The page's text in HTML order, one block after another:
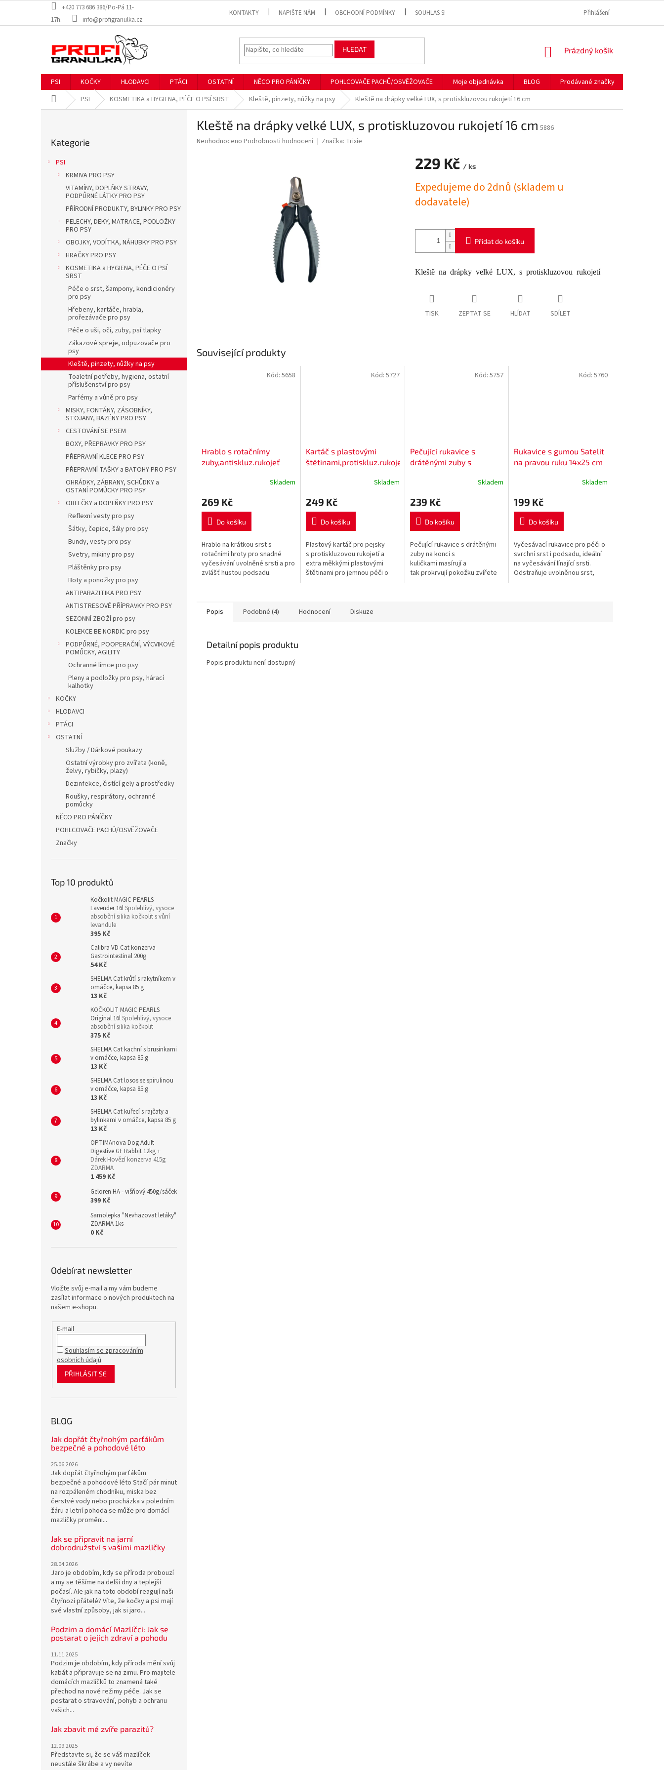
obsah
+420 773 686 386/Po-Pá 11-
17h.
info@profigranulka.cz
KONTAKTY NAPIŠTE NÁM OBCHODNÍ PODMÍNKY SOUHLAS SE ZPRACOVÁNÍM OSOBNÍCH ÚDAJŮ REKLAMAČNÍ ŘÁD
Přihlášení
HLEDAT
NÁKUPNÍ
Prázdný košík
PSI KOČKY HLODAVCI PTÁCI OSTATNÍ NĚCO PRO PÁNÍČKY POHLCOVAČE PACHŮ/OSVĚŽOVAČE Moje objednávka BLOG Prodávané značky
Domů PSI KOSMETIKA a HYGIENA, PÉČE O PSÍ SRST Kleště, pinzety, nůžky na psy Kleště na drápky velké LUX, s protiskluzovou rukojetí 16 cm
kategorie
Kategorie
PSI
KRMIVA PRO PSY
VITAMÍNY, DOPLŇKY STRAVY,
PODPŮRNÉ LÁTKY PRO PSY
PŘÍRODNÍ PRODUKTY, BYLINKY PRO PSY
PELECHY, DEKY, MATRACE, PODLOŽKY
PRO PSY
OBOJKY, VODÍTKA, NÁHUBKY PRO PSY
HRAČKY PRO PSY
KOSMETIKA a HYGIENA, PÉČE O PSÍ
SRST
Péče o srst, šampony, kondicionéry
pro psy
Hřebeny, kartáče, hrabla,
prořezávače pro psy
Péče o uši, oči, zuby, psí tlapky
Zákazové spreje, odpuzovače pro
psy
Kleště, pinzety, nůžky na psy
Toaletní potřeby, hygiena, ostatní
příslušenství pro psy
Parfémy a vůně pro psy
MISKY, FONTÁNY, ZÁSOBNÍKY,
STOJANY, BAZÉNY PRO PSY
CESTOVÁNÍ SE PSEM
BOXY, PŘEPRAVKY PRO PSY
PŘEPRAVNÍ KLECE PRO PSY
PŘEPRAVNÍ TAŠKY a BATOHY PRO PSY
OHRÁDKY, ZÁBRANY, SCHŮDKY a
OSTANÍ POMŮCKY PRO PSY
OBLEČKY a DOPLŇKY PRO PSY
Reflexní vesty pro psy
Šátky, čepice, šály pro psy
Bundy, vesty pro psy
Svetry, mikiny pro psy
Pláštěnky pro psy
Boty a ponožky pro psy
ANTIPARAZITIKA PRO PSY
ANTISTRESOVÉ PŘÍPRAVKY PRO PSY
SEZONNÍ ZBOŽÍ pro psy
KOLEKCE BE NORDIC pro psy
PODPŮRNÉ, POOPERAČNÍ, VÝCVIKOVÉ
POMŮCKY, AGILITY
Ochranné límce pro psy
Pleny a podložky pro psy, hárací
kalhotky
KOČKY
HLODAVCI
PTÁCI
OSTATNÍ
Služby / Dárkové poukazy
Ostatní výrobky pro zvířata (koně,
želvy, rybičky, plazy)
Dezinfekce, čistící gely a prostředky
Roušky, respirátory, ochranné
pomůcky
NĚCO PRO PÁNÍČKY
POHLCOVAČE PACHŮ/OSVĚŽOVAČE
Značky
Top 10 produktů
Kočkolit MAGIC PEARLS
Lavender 16lSpolehlivý, vysoce
absobční silika kočkolit s vůní
levandule
395 Kč
Calibra VD Cat konzerva
Gastrointestinal 200g
54 Kč
SHELMA Cat krůtí s rakytníkem v
omáčce, kapsa 85 g
13 Kč
KOČKOLIT MAGIC PEARLS
Original 16lSpolehlivý, vysoce
absobční silika kočkolit
375 Kč
SHELMA Cat kachní s brusinkami
v omáčce, kapsa 85 g
13 Kč
SHELMA Cat losos se spirulinou
v omáčce, kapsa 85 g
13 Kč
SHELMA Cat kuřecí s rajčaty a
bylinkami v omáčce, kapsa 85 g
13 Kč
OPTIMAnova Dog Adult
Digestive GF Rabbit 12kg+
Dárek Hovězí konzerva 415g
ZDARMA
1 459 Kč
Geloren HA - višňový 450g/sáček
399 Kč
Samolepka "Nevhazovat letáky"
ZDARMA 1ks
0 Kč
Odebírat newsletter
Vložte svůj e-mail a my vám budeme
zasílat informace o nových produktech na
našem e-shopu.
E-mail
Souhlasím se zpracováním
osobních údajů
PŘIHLÁSIT SE
BLOG
Jak dopřát čtyřnohým parťákům
bezpečné a pohodové léto
25.06.2026
Jak dopřát čtyřnohým parťákům
bezpečné a pohodové léto Stačí pár minut
na rozpáleném chodníku, miska bez
čerstvé vody nebo procházka v poledním
žáru a letní pohoda se může pro domácí
mazlíčky proměni...
Jak se připravit na jarní
dobrodružství s vašimi mazlíčky
28.04.2026
Jaro je obdobím, kdy se příroda probouzí
a my se těšíme na delší dny a teplejší
počasí. Ale jak na toto období reagují naši
čtyřnozí přátelé? Víte, že kočky a psi mají
své vlastní způsoby, jak si jaro...
Podzim a domácí Mazlíčci: Jak se
postarat o jejich zdraví a pohodu
11.11.2025
Podzim je obdobím, kdy příroda mění svůj
kabát a připravuje se na zimu. Pro majitele
domácích mazlíčků to znamená také
přechod na nové režimy péče. Jak se
postarat o stravování, pohyb a ochranu
vašich...
Jak zbavit mé zvíře parazitů?
12.09.2025
Představte si, že se váš mazlíček
neustále škrábe a vy nevíte
Kleště na drápky velké LUX, s protiskluzovou rukojetí 16 cm 5886
Průměrné
Neohodnoceno Podrobnosti hodnocení Značka: Trixie
229 Kč / ks
cena:
Expedujeme do 2dnů (skladem u
dodavatele)
Přidat do košíku
Kleště na drápky velké LUX, s protiskluzovou rukojetí
TISK ZEPTAT SE HLÍDAT SDÍLET
Související produkty
Hrablo s rotačnímy
zuby,antiskluz.rukojeť
Skladem
269 Kč
Do košíku
Hrablo na krátkou srst s
rotačními hroty pro snadné
vyčesávání uvolněné srsti a pro
zvlášť hustou podsadu.
Kód: 5658
Kartáč s plastovými
štětinami,protiskluz.rukojeť
Skladem
249 Kč
Do košíku
Plastový kartáč pro pejsky
s protiskluzovou rukojetí a
extra měkkými plastovými
štětinami pro jemnou péči o
Kód: 5727
Pečující rukavice s
drátěnými zuby s
Skladem
239 Kč
Do košíku
Pečující rukavice s drátěnými
zuby na konci s
kuličkami masírují a
tak prokrvují pokožku zvířete
Kód:5757
Rukavice s gumou Satelit
na pravou ruku 14x25 cm
Skladem
199 Kč
Do košíku
Vyčesávací rukavice pro péči o
svrchní srst i podsadu, ideální
na vyčesávání línající srsti.
Odstraňuje uvolněnou srst,
Kód: 5760
Popis Podobné (4) Hodnocení Diskuze
Detailní popis produktu
Popis produktu není dostupný